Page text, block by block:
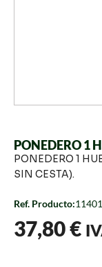
PONEDERO 1
PONEDERO 1
SIN CESTA).
Ref. Producto:
37,80€